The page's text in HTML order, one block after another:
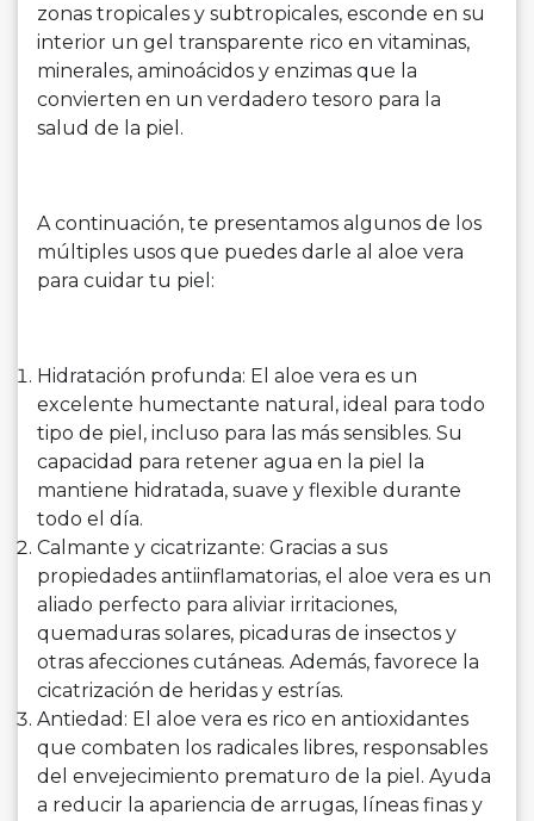
zonas tropicales y subtropicales, esconde en su
interior un gel transparente rico en vitaminas,
minerales, aminoácidos y enzimas que la
convierten en un verdadero tesoro para la
salud de la piel.
A continuación, te presentamos algunos de los
múltiples usos que puedes darle al aloe vera
para cuidar tu piel:
Hidratación profunda: El aloe vera es un
excelente humectante natural, ideal para todo
tipo de piel, incluso para las más sensibles. Su
capacidad para retener agua en la piel la
mantiene hidratada, suave y flexible durante
todo el día.
Calmante y cicatrizante: Gracias a sus
propiedades antiinflamatorias, el aloe vera es un
aliado perfecto para aliviar irritaciones,
quemaduras solares, picaduras de insectos y
otras afecciones cutáneas. Además, favorece la
cicatrización de heridas y estrías.
Antiedad: El aloe vera es rico en antioxidantes
que combaten los radicales libres, responsables
del envejecimiento prematuro de la piel. Ayuda
a reducir la apariencia de arrugas, líneas finas y